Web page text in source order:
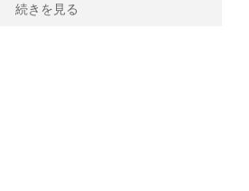
続きを見る